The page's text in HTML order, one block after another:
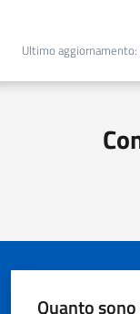
Impresa
Digitale
Sostenibile
Ultimo aggiornamento:
Quanto